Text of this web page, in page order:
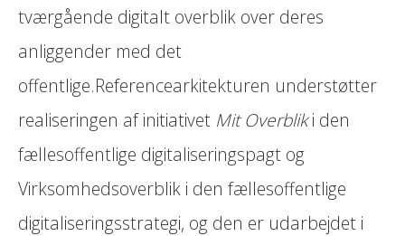
tværgående digitalt overblik over deres
anliggender med det
offentlige.Referencearkitekturen understøtter
realiseringen af initiativet Mit Overbliki den
fællesoffentlige digitaliseringspagt og
Virksomhedsoverblik i den fællesoffentlige
digitaliseringsstrategi, og den er udarbejdet i